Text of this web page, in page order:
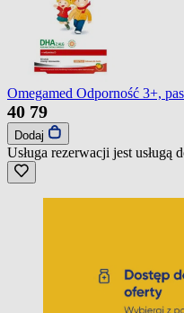
Omegamed Odporność 3+,
40 79
Dodaj
Usługa rezerwacji jest usługą